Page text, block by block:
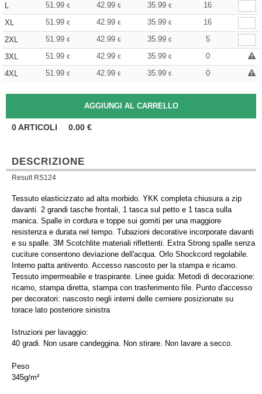
L
51.99 € 42.99 € 35.99 €
16
XL
51.99 € 42.99 € 35.99 €
16
2XL
51.99 € 42.99 € 35.99 €
5
3XL
51.99 € 42.99 € 35.99 €
0
4XL
51.99 € 42.99 € 35.99 € 0
0ARTICOLI 0.00 €
DESCRIZIONE
Result RS124
Tessuto elasticizzato ad alta morbido. YKK completa chiusura a zip
davanti. 2 grandi tasche frontali, 1 tasca sul petto e 1 tasca sulla
manica. Spalle in cordura e toppe sui gomiti per una maggiore
resistenza e durata nel tempo. Tubazioni decorative incorporate davanti
e su spalle. 3M Scotchlite materiali riflettenti. Extra Strong spalle senza
cuciture consentono deviazione dell'acqua. Orlo Shockcord regolabile.
Interno patta antivento. Accesso nascosto per la stampa e ricamo.
Tessuto impermeabile e traspirante. Linee guida: Metodi di decorazione:
ricamo, stampa diretta, stampa con trasferimento file. Punto d'accesso
per decoratori: nascosto negli interni delle cerniere posizionate su
torace lato posteriore sinistra
Istruzioni per lavaggio:
40 gradi. Non usare candeggina. Non stirare. Non lavare a secco.
Peso
345g/m²